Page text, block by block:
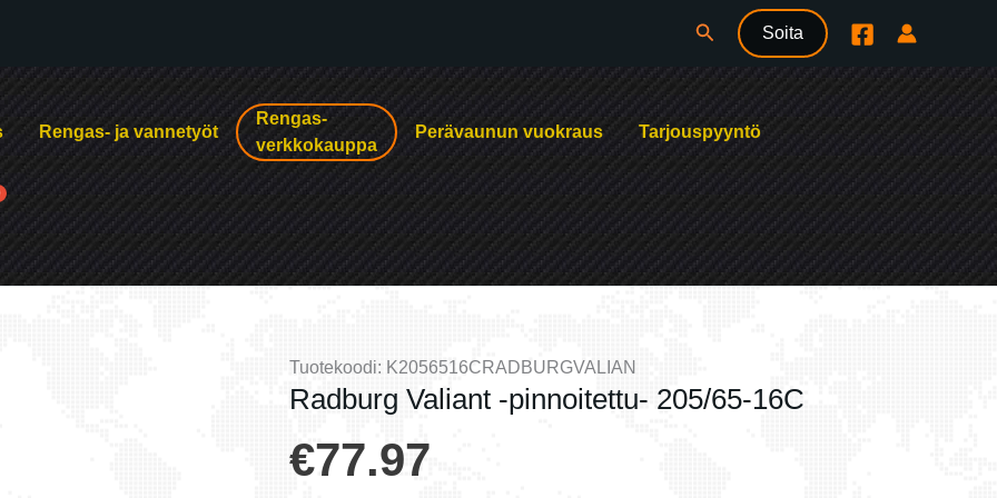
Hae Soita
Rengas- ja vannetyöt
Rengas-
verkkokauppa
Perävaunun vuokraus Tarjouspyyntö
Tuotekoodi: K2056516CRADBURGVALIAN
Radburg Valiant -pinnoitettu- 205/65-16C
€77.97